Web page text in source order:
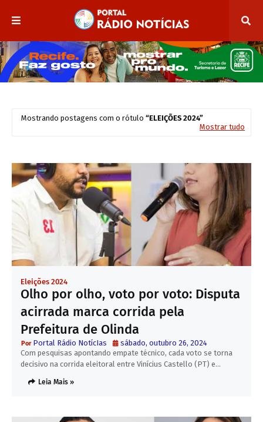
Mostrando postagens com o rótulo
ELEIÇÕES 2024
Mostrar tudo
Eleições 2024
Olho por olho, voto por voto: Disputa
acirrada marca corrida pela
Prefeitura de Olinda
Portal Rádio NotícIas
sábado, outubro 26, 2024
Com pesquisas apontando empate técnico, cada voto se torna
decisivo na corrida eleitoral entre Vinícius Castello (PT) e…
Leia Mais »